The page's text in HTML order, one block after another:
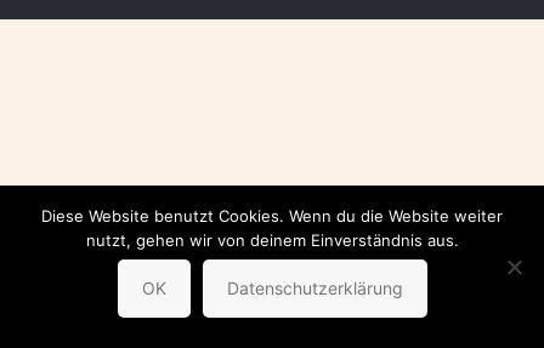
Diese Website benutzt Cookies. Wenn du die Website weiter
nutzt, gehen wir von deinem Einverständnis aus.
OK Datenschutzerklärung